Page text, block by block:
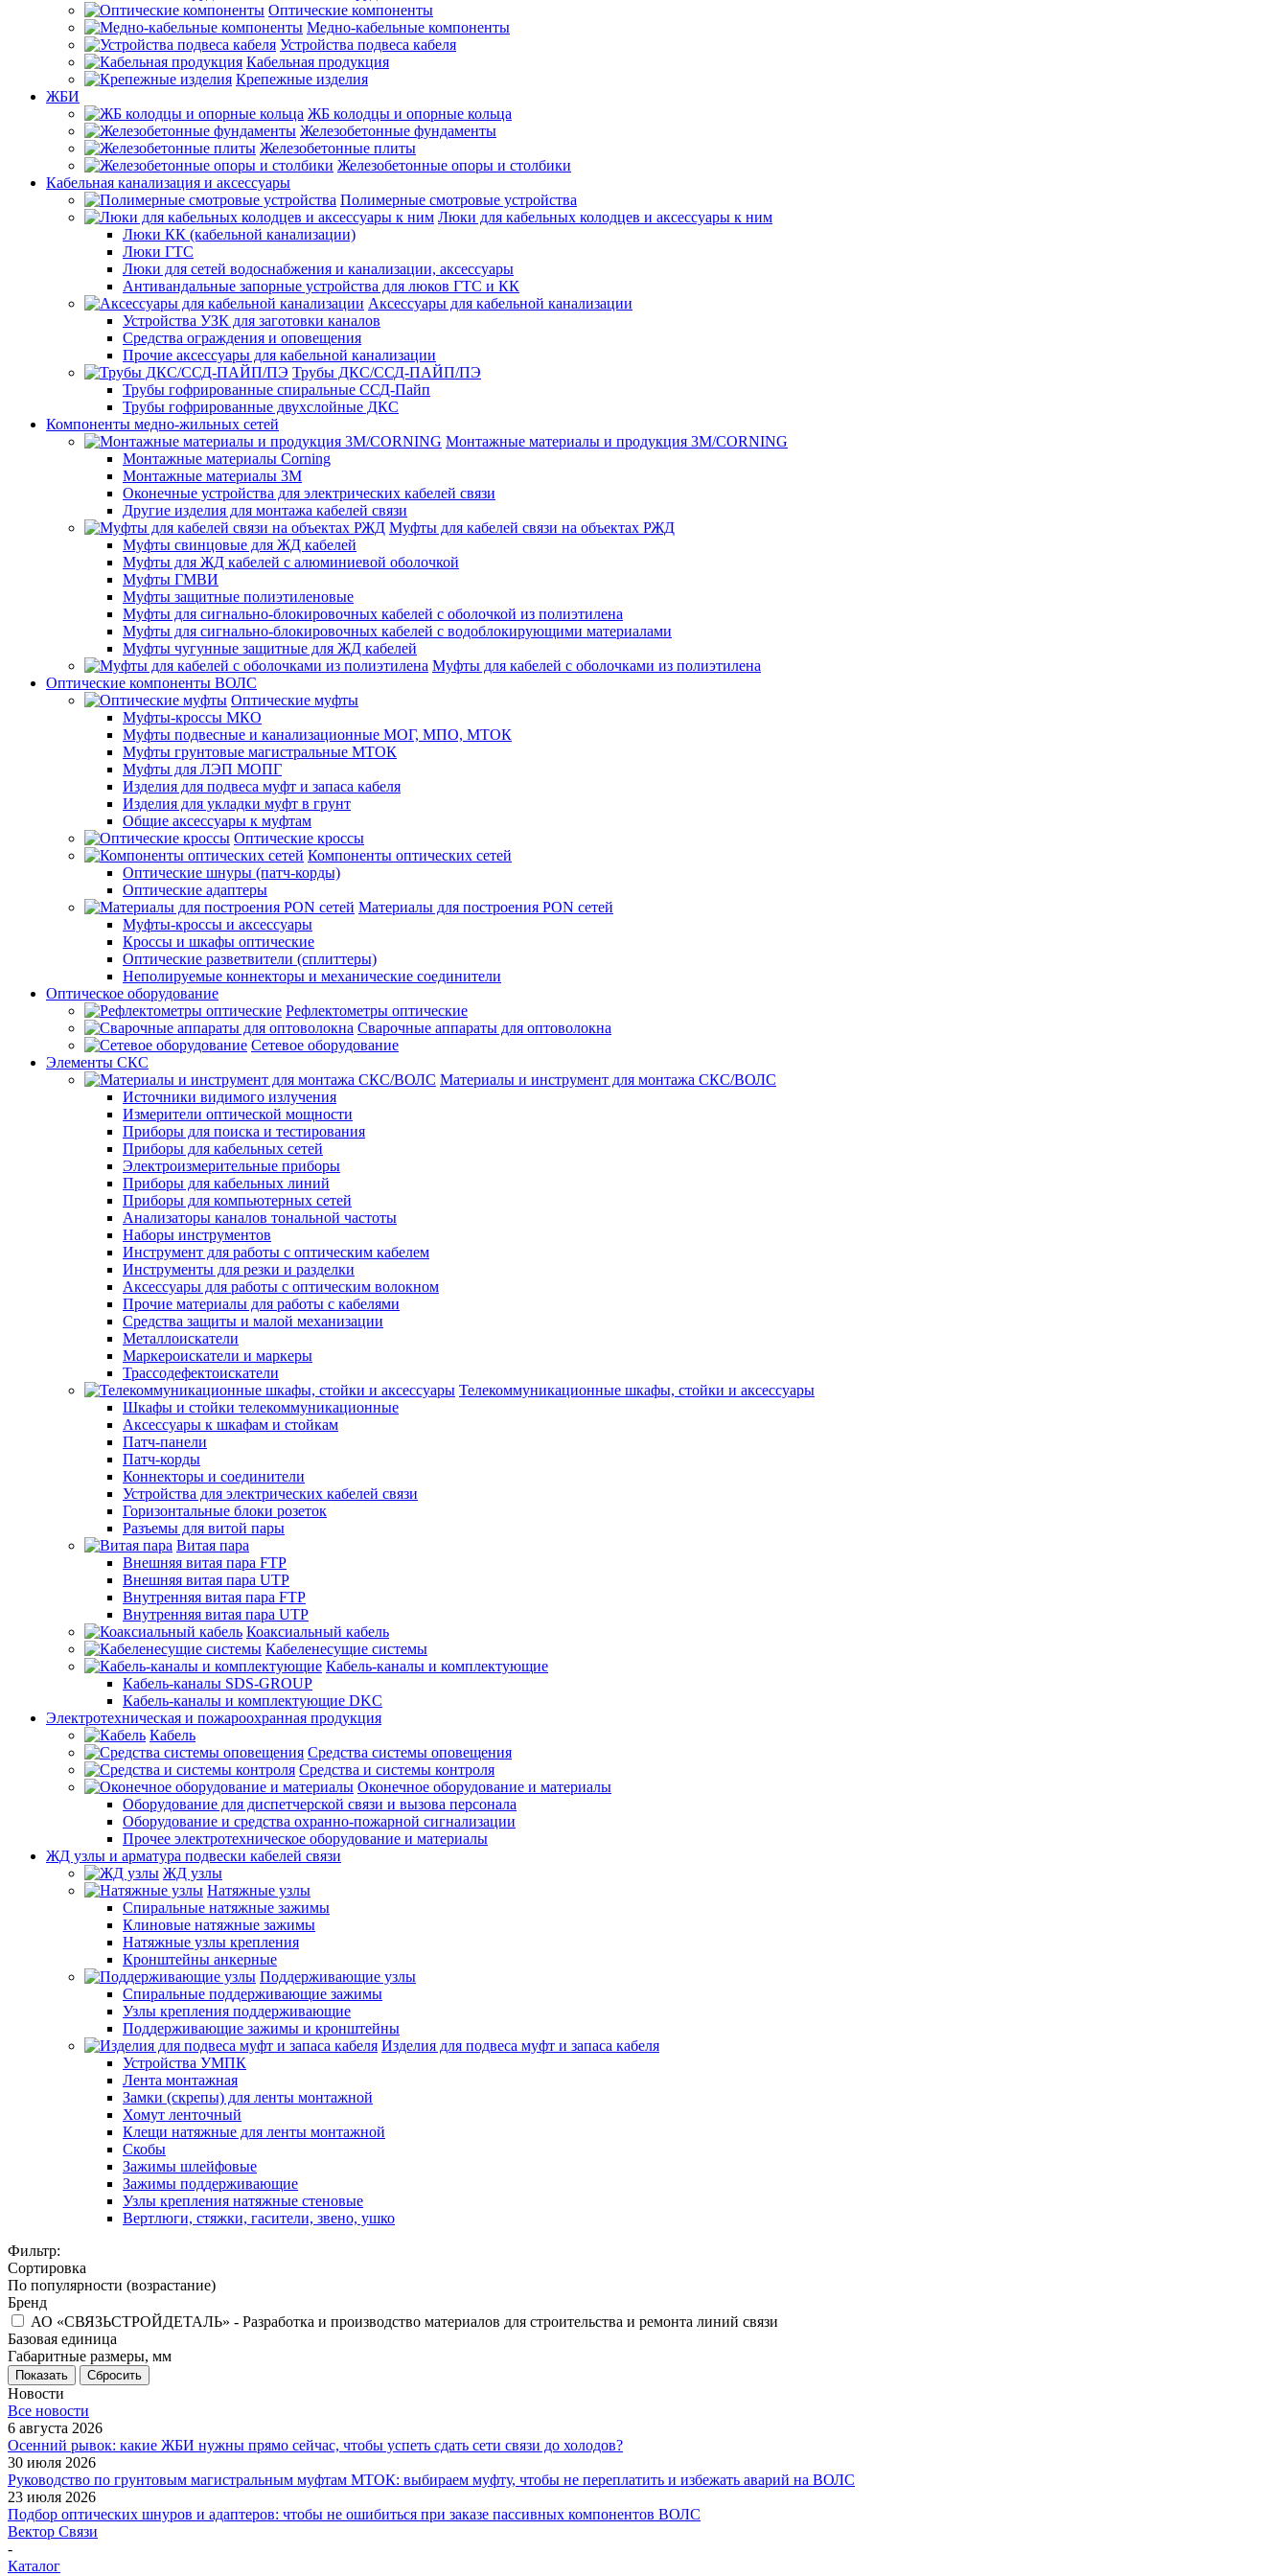
Оптические компоненты
Медно-кабельные компоненты
Устройства подвеса кабеля
Кабельная продукция
Крепежные изделия
ЖБИ
ЖБ колодцы и опорные кольца
Железобетонные фундаменты
Железобетонные плиты
Железобетонные опоры и столбики
Кабельная канализация и аксессуары
Полимерные смотровые устройства
Люки для кабельных колодцев и аксессуары к ним
Люки КК (кабельной канализации)
Люки ГТС
Люки для сетей водоснабжения и канализации, аксессуары
Антивандальные запорные устройства для люков ГТС и КК
Аксессуары для кабельной канализации
Устройства УЗК для заготовки каналов
Средства ограждения и оповещения
Прочие аксессуары для кабельной канализации
Трубы ДКС/ССД-ПАЙП/ПЭ
Трубы гофрированные спиральные ССД-Пайп
Трубы гофрированные двухслойные ДКС
Компоненты медно-жильных сетей
Монтажные материалы и продукция 3M/CORNING
Монтажные материалы Corning
Монтажные материалы 3M
Оконечные устройства для электрических кабелей связи
Другие изделия для монтажа кабелей связи
Муфты для кабелей связи на объектах РЖД
Муфты свинцовые для ЖД кабелей
Муфты для ЖД кабелей с алюминиевой оболочкой
Муфты ГМВИ
Муфты защитные полиэтиленовые
Муфты для сигнально-блокировочных кабелей с оболочкой из полиэтилена
Муфты для сигнально-блокировочных кабелей с водоблокирующими материалами
Муфты чугунные защитные для ЖД кабелей
Муфты для кабелей с оболочками из полиэтилена
Оптические компоненты ВОЛС
Оптические муфты
Муфты-кроссы МКО
Муфты подвесные и канализационные МОГ, МПО, МТОК
Муфты грунтовые магистральные МТОК
Муфты для ЛЭП МОПГ
Изделия для подвеса муфт и запаса кабеля
Изделия для укладки муфт в грунт
Общие аксессуары к муфтам
Оптические кроссы
Компоненты оптических сетей
Оптические шнуры (патч-корды)
Оптические адаптеры
Материалы для построения PON сетей
Муфты-кроссы и аксессуары
Кроссы и шкафы оптические
Оптические разветвители (сплиттеры)
Неполируемые коннекторы и механические соединители
Оптическое оборудование
Рефлектометры оптические
Сварочные аппараты для оптоволокна
Сетевое оборудование
Элементы СКС
Материалы и инструмент для монтажа СКС/ВОЛС
Источники видимого излучения
Измерители оптической мощности
Приборы для поиска и тестирования
Приборы для кабельных сетей
Электроизмерительные приборы
Приборы для кабельных линий
Приборы для компьютерных сетей
Анализаторы каналов тональной частоты
Наборы инструментов
Инструмент для работы с оптическим кабелем
Инструменты для резки и разделки
Аксессуары для работы с оптическим волокном
Прочие материалы для работы с кабелями
Средства защиты и малой механизации
Металлоискатели
Маркероискатели и маркеры
Трассодефектоискатели
Телекоммуникационные шкафы, стойки и аксессуары
Шкафы и стойки телекоммуникационные
Аксессуары к шкафам и стойкам
Патч-панели
Патч-корды
Коннекторы и соединители
Устройства для электрических кабелей связи
Горизонтальные блоки розеток
Разъемы для витой пары
Витая пара
Внешняя витая пара FTP
Внешняя витая пара UTP
Внутренняя витая пара FTP
Внутренняя витая пара UTP
Коаксиальный кабель
Кабеленесущие системы
Кабель-каналы и комплектующие
Кабель-каналы SDS-GROUP
Кабель-каналы и комплектующие DKC
Электротехническая и пожароохранная продукция
Кабель
Средства системы оповещения
Средства и системы контроля
Оконечное оборудование и материалы
Оборудование для диспетчерской связи и вызова персонала
Оборудование и средства охранно-пожарной сигнализации
Прочее электротехническое оборудование и материалы
ЖД узлы и арматура подвески кабелей связи
ЖД узлы
Натяжные узлы
Спиральные натяжные зажимы
Клиновые натяжные зажимы
Натяжные узлы крепления
Кронштейны анкерные
Поддерживающие узлы
Спиральные поддерживающие зажимы
Узлы крепления поддерживающие
Поддерживающие зажимы и кронштейны
Изделия для подвеса муфт и запаса кабеля
Устройства УМПК
Лента монтажная
Замки (скрепы) для ленты монтажной
Хомут ленточный
Клещи натяжные для ленты монтажной
Скобы
Зажимы шлейфовые
Зажимы поддерживающие
Узлы крепления натяжные стеновые
Вертлюги, стяжки, гасители, звено, ушко
Фильтр:
Сортировка
По популярности (возрастание)
Бренд
АО «СВЯЗЬСТРОЙДЕТАЛЬ» - Разработка и производство материалов для строительства и ремонта линий связи
Базовая единица
Габаритные размеры, мм
Показать Сбросить
Новости
Все новости
6 августа 2026
Осенний рывок: какие ЖБИ нужны прямо сейчас, чтобы успеть сдать сети связи до холодов?
30 июля 2026
Руководство по грунтовым магистральным муфтам МТОК: выбираем муфту, чтобы не переплатить и избежать аварий на ВОЛС
23 июля 2026
Подбор оптических шнуров и адаптеров: чтобы не ошибиться при заказе пассивных компонентов ВОЛС
Вектор Связи
-
Каталог